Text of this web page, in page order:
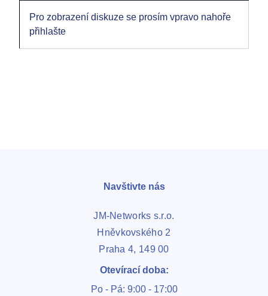
Pro zobrazení diskuze se prosím vpravo nahoře
přihlašte
Navštivte nás
JM-Networks s.r.o.
Hněvkovského 2
Praha 4, 149 00
Otevírací doba:
Po - Pá: 9:00 - 17:00